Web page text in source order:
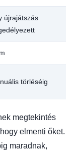
újrajátszás
törléséig
megtekintés
elmenti őket.
maradnak,